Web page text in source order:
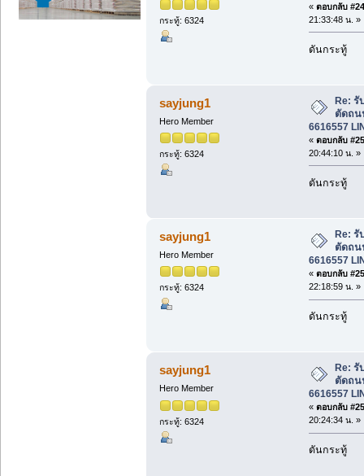
กระทู้: 6324
« ตอบกลับ
21:33:48 น. »
ดันกระทู้
sayjung1
Hero Member
กระทู้: 6324
Re: รั
ตัดถน
6616557
« ตอบกลับ
20:44:10 น. »
ดันกระทู้
sayjung1
Hero Member
กระทู้: 6324
Re: รั
ตัดถน
6616557
« ตอบกลับ
22:18:59 น. »
ดันกระทู้
sayjung1
Hero Member
กระทู้: 6324
Re: รั
ตัดถน
6616557
« ตอบกลับ
20:24:34 น. »
ดันกระทู้